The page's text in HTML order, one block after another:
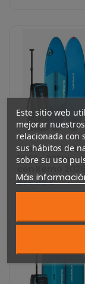
Starboard iGO
10'8" x 33"
con Remo 2026
699,00 €
Este sitio web
mejorar
relacionada con
sus hábitos de
sobre su uso
Más